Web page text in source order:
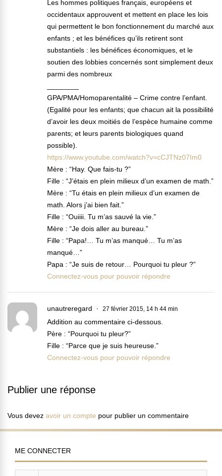
Les hommes politiques français, européens et
occidentaux approuvent et mettent en place les lois
qui permettent le bon fonctionnement du marché aux
enfants ; et les bénéfices qu’ils retirent sont
substantiels : les bénéfices économiques, et le
soutien des lobbies concernés sont simplement deux
parmi des nombreux
GPA/PMA/Homoparentalité – Crime contre l’enfant.
(Egalité pour les enfants; que chacun ait la possibilité
d’avoir les deux moitiés de l’espèce humaine comme
parents; et leurs parents biologiques quand
possible).
https://www.youtube.com/watch?v=cCJTNz07Im0
Mère : “Hay. Que fais-tu ?”
Fille : “J’étais en plein milieux d’un examen de math.”
Mère : “Tu étais en plein milieux d’un examen de
math. Alors j’ai bien fait.”
Fille : “Ouiiii. Tu m’as sauvé la vie.”
Mère : “Je dois aller au bureau.”
Fille : “Papa!… Tu m’as manqué… Tu m’as
manqué…”
Papa : “Je suis de retour… Pourquoi tu pleur ?”
Connectez-vous pour pouvoir répondre
unautreregard 27 février 2015, 14 h 44 min
Addition au commentaire ci-dessous.
Père : “Pourquoi tu pleur?”
Fille : “Parce que je suis heureuse.”
Connectez-vous pour pouvoir répondre
Publier une réponse
Vous devez avoir un compte pour publier un commentaire
ME CONNECTER